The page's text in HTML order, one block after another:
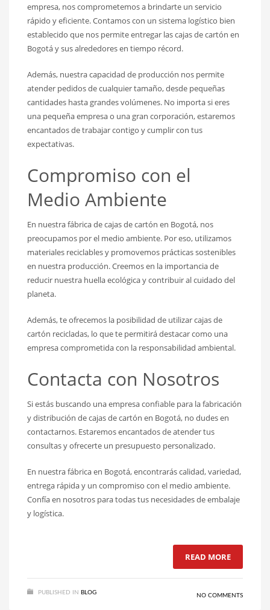
empresa, nos comprometemos a brindarte un servicio
rápido y eficiente. Contamos con un sistema logístico bien
establecido que nos permite entregar las cajas de cartón en
Bogotá y sus alrededores en tiempo récord.
Además, nuestra capacidad de producción nos permite
atender pedidos de cualquier tamaño, desde pequeñas
cantidades hasta grandes volúmenes. No importa si eres
una pequeña empresa o una gran corporación, estaremos
encantados de trabajar contigo y cumplir con tus
expectativas.
Compromiso con el
Medio Ambiente
En nuestra fábrica de cajas de cartón en Bogotá, nos
preocupamos por el medio ambiente. Por eso, utilizamos
materiales reciclables y promovemos prácticas sostenibles
en nuestra producción. Creemos en la importancia de
reducir nuestra huella ecológica y contribuir al cuidado del
planeta.
Además, te ofrecemos la posibilidad de utilizar cajas de
cartón recicladas, lo que te permitirá destacar como una
empresa comprometida con la responsabilidad ambiental.
Contacta con Nosotros
Si estás buscando una empresa confiable para la fabricación
y distribución de cajas de cartón en Bogotá, no dudes en
contactarnos. Estaremos encantados de atender tus
consultas y ofrecerte un presupuesto personalizado.
En nuestra fábrica en Bogotá, encontrarás calidad, variedad,
entrega rápida y un compromiso con el medio ambiente.
Confía en nosotros para todas tus necesidades de embalaje
y logística.
READ MORE
PUBLISHED IN BLOG NO COMMENTS